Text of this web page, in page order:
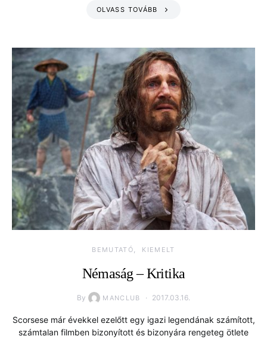
OLVASS TOVÁBB
BEMUTATÓ KIEMELT
Némaság – Kritika
By MANCLUB 2017.03.16.
Scorsese már évekkel ezelőtt egy igazi legendának számított,
számtalan filmben bizonyított és bizonyára rengeteg ötlete